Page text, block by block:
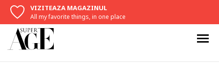
VIZITEAZA MAGAZINUL
All my favorite things, in one place